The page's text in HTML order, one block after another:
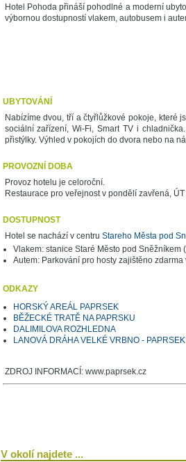
Hotel Pohoda přináší pohodlné a moderní
výbornou dostupností vlakem, autobusem i
UBYTOVÁNÍ
Nabízíme dvou, tří a čtyřlůžkové pokoje, které
sociální zařízení, Wi-Fi, Smart TV i
přistýlky. Výhled v pokojích do dvora nebo na
PROVOZNÍ DOBA
Provoz hotelu je celoroční.
Restaurace pro veřejnost v pondělí zavřená,
DOSTUPNOST
Hotel se nachází v centru Stareho Města pod
Vlakem: stanice Staré Město pod Sněžníkem
Autem: Parkování pro hosty zajištěno zdarma
ODKAZY
HORSKÝ AREÁL PAPRSEK
BĚŽECKÉ TRATĚ NA PAPRSKU
DALIMILOVA ROZHLEDNA
LANOVÁ DRÁHA VELKÉ VRBNO - PAPRSEK
ZDROJ INFORMACÍ: www.paprsek.cz
V okolí najdete ...